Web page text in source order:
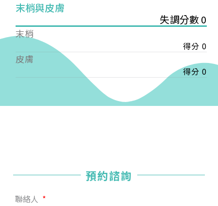
末梢與皮膚
失調分數 0
末梢
得分 0
皮膚
得分 0
預約諮詢
聯絡人
費3000元，於每年度繳納。
戶名: 社團法人台灣自律神經健康培訓暨發展協會
帳號: 003-03-501566-2
銀行: (013) 國泰世華 南京東路分行